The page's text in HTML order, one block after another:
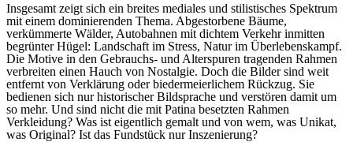
Insgesamt zeigt sich ein breites mediales und stilistisches Spektrum
mit einem dominierenden Thema. Abgestorbene Bäume,
verkümmerte Wälder, Autobahnen mit dichtem Verkehr inmitten
begrünter Hügel: Landschaft im Stress, Natur im Überlebenskampf.
Die Motive in den Gebrauchs- und Alterspuren tragenden Rahmen
verbreiten einen Hauch von Nostalgie. Doch die Bilder sind weit
entfernt von Verklärung oder biedermeierlichem Rückzug. Sie
bedienen sich nur historischer Bildsprache und verstören damit um
so mehr. Und sind nicht die mit Patina besetzten Rahmen
Verkleidung? Was ist eigentlich gemalt und von wem, was Unikat,
was Original? Ist das Fundstück nur Inszenierung?